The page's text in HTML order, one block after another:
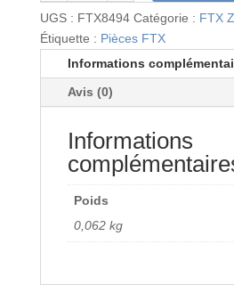
de
FTX8494
-
KANYON
SHOCKS
UGS : FTX8494 Catégorie : FTX
Étiquette : Pièces FTX
Informations
Avis (0)
Informations
Poids
0,062 kg